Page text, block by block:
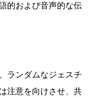
的および音声的な伝
ランダムなジェスチ
注意を向けさせ、共